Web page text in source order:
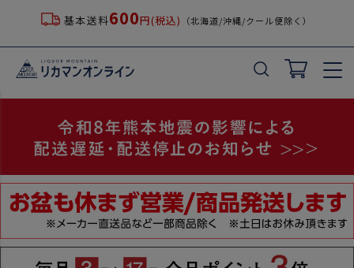
基本送料600円(税込) （北海道/沖縄/クール便除く）